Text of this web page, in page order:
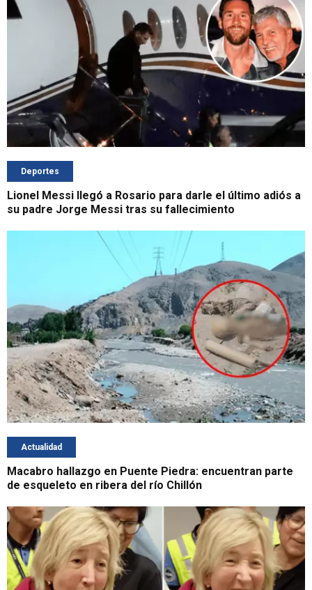
Deportes
Lionel Messi llegó a Rosario para darle el último adiós a
su padre Jorge Messi tras su fallecimiento
Actualidad
Macabro hallazgo en Puente Piedra: encuentran parte
de esqueleto en ribera del río Chillón